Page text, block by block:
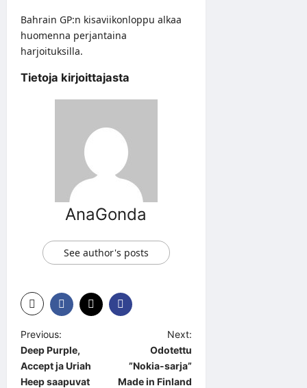
Bahrain GP:n kisaviikonloppu alkaa
huomenna perjantaina
harjoituksilla.
Tietoja kirjoittajasta
AnaGonda
See author's posts
P
o
s
Previous:
Deep Purple,
Accept ja Uriah
Heep saapuvat
Next:
Odotettu
”Nokia-sarja”
Made in Finland